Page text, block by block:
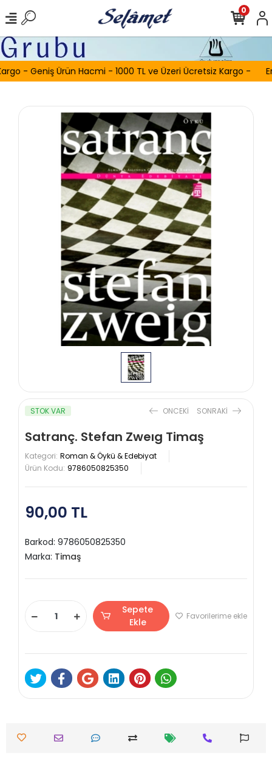
- Geniş Ürün Hacmi - 1000 TL ve Üzeri Ücretsiz Kargo -
0
STOK VAR ONCEKI SONRAKI
Satranç. Stefan Zweıg Timaş
Kategori: Roman & Öykü & Edebiyat
Ürün Kodu: 9786050825350
90,00 TL
Barkod: 9786050825350
Marka: Timaş
Sepete
Ekle
Favorilerime ekle